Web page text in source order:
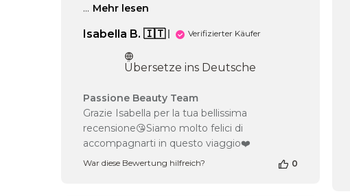
... Mehr lesen
Isabella B. 🇮🇹 Verifizierter Käufer
Übersetze ins Deutsche
Kommentare
des
Shop-
Inhabers
zur
Bewertung
Passione Beauty Team
Grazie Isabella per la tua bellissima
recensione😘Siamo molto felici di
accompagnarti in questo viaggio❤️
War diese Bewertung hilfreich? 0